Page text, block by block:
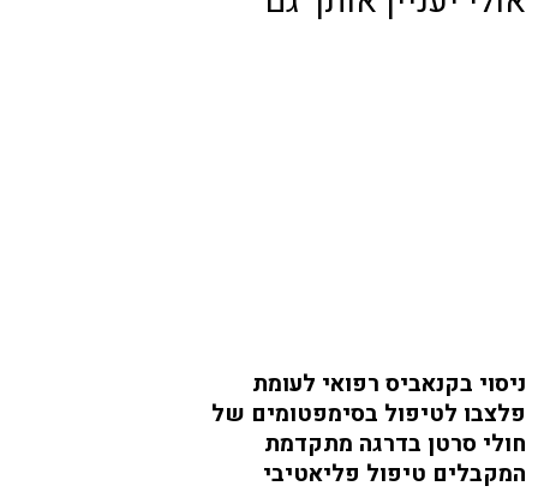
ניסוי בקנאביס רפואי לעומת
פלצבו לטיפול בסימפטומים של
חולי סרטן בדרגה מתקדמת
המקבלים טיפול פליאטיבי